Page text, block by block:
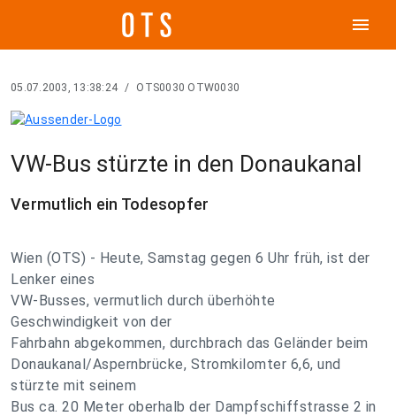
menu
05.07.2003, 13:38:24 / OTS0030 OTW0030
VW-Bus stürzte in den Donaukanal
Vermutlich ein Todesopfer
Wien (OTS) - Heute, Samstag gegen 6 Uhr früh, ist der
Lenker eines
VW-Busses, vermutlich durch überhöhte
Geschwindigkeit von der
Fahrbahn abgekommen, durchbrach das Geländer beim
Donaukanal/Aspernbrücke, Stromkilomter 6,6, und
stürzte mit seinem
Bus ca. 20 Meter oberhalb der Dampfschiffstrasse 2 in